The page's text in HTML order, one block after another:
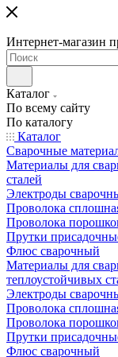
Интернет-магазин
Каталог
По всему сайту
По каталогу
Каталог
Сварочные
Материалы для
сталей
Электроды
Проволока
Проволока
Прутки
Флюс сварочный
Материалы для
теплоустойчивых
Электроды
Проволока
Проволока
Прутки
Флюс сварочный